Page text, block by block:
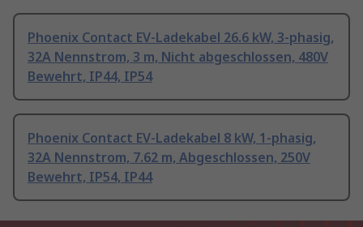
Phoenix Contact EV-Ladekabel 26.6 kW, 3-phasig,
32A Nennstrom, 3 m, Nicht abgeschlossen, 480V
Bewehrt, IP44, IP54
Phoenix Contact EV-Ladekabel 8 kW, 1-phasig,
32A Nennstrom, 7.62 m, Abgeschlossen, 250V
Bewehrt, IP54, IP44